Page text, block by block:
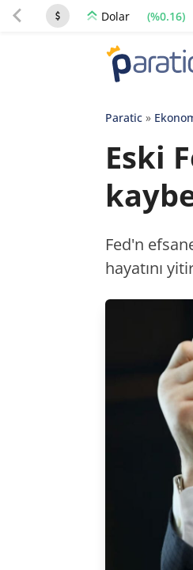
Dolar (%0.16)
Paratic»
Eski
Fed'n
hayatını